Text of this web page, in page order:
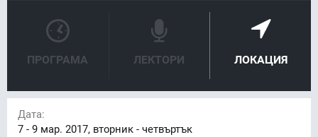
ПРОГРАМА ЛЕКТОРИ ЛОКАЦИЯ
Дата:
7 - 9 мар. 2017, вторник - четвъртък